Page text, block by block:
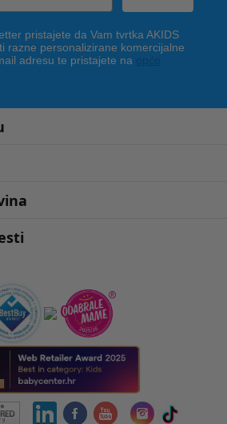
pristajete da Vam tvrtka AKIDS
razne personalizirane komercijalne
adresu te pristajete na